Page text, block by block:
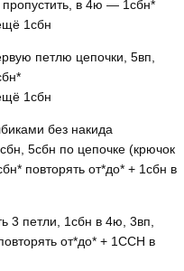
в 4ю — 1сбн*
1сбн
петлю цепочки, 5вп,
1сбн
без накида
5сбн по цепочке (крючок
повторять от*до* + 1сбн в
3 петли, 1сбн в 4ю, 3вп,
от*до* + 1ССН в